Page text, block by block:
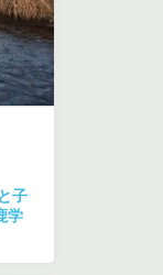
子
学